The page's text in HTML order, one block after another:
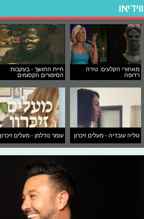
ווידיאו
מאחורי הקלעים: טירה
רדופה
חיית החושך - בעקבות
הסיפורים הקסומים
טליה עובדיה - מעלים זיכרון עומר נודלמן - מעלים זיכרון